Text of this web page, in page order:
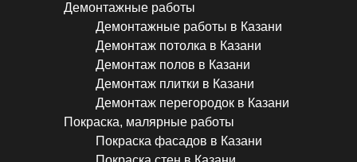
Демонтажные работы
Демонтажные работы в Казани
Демонтаж потолка в Казани
Демонтаж полов в Казани
Демонтаж плитки в Казани
Демонтаж перегородок в Казани
Покраска, малярные работы
Покраска фасадов в Казани